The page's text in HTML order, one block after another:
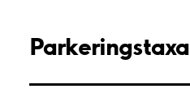
Parkeringstaxa